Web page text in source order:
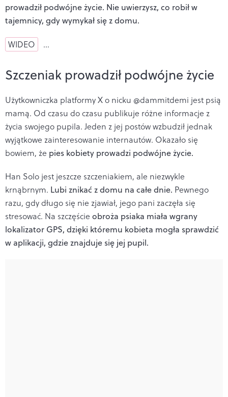
prowadził podwójne życie. Nie uwierzysz, co robił w
tajemnicy, gdy wymykał się z domu.
WIDEO …
Szczeniak prowadził podwójne życie
Użytkowniczka platformy X o nicku @dammitdemi jest psią
mamą. Od czasu do czasu publikuje różne informacje z
życia swojego pupila. Jeden z jej postów wzbudził jednak
wyjątkowe zainteresowanie internautów. Okazało się
bowiem, że pies kobiety prowadzi podwójne życie.
Han Solo jest jeszcze szczeniakiem, ale niezwykle
krnąbrnym. Lubi znikać z domu na całe dnie. Pewnego
razu, gdy długo się nie zjawiał, jego pani zaczęła się
stresować. Na szczęście obroża psiaka miała wgrany
lokalizator GPS, dzięki któremu kobieta mogła sprawdzić
w aplikacji, gdzie znajduje się jej pupil.